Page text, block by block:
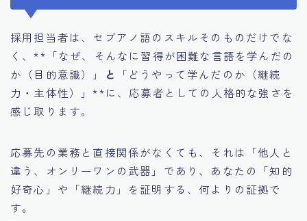
採用担当者は、セブアノ語のスキルそのものだけでな
く、**「なぜ、そんなに習得が困難な言語を学んだの
か（目的意識）」
と
「どうやって学んだのか（継続
力・主体性）」**に、応募者としての人格的な強さを
感じ取ります。
応募先の業務と直接関係がなくても、それは「他人と
違う、オンリーワンの武器」であり、あなたの「知的
好奇心」や「継続力」を証明する、何よりの証拠で
す。